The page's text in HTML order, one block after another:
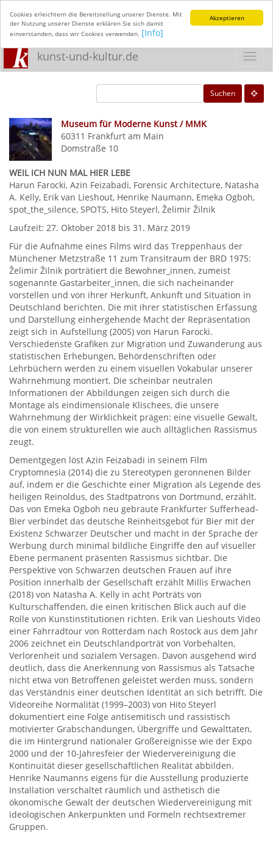
Akzeptieren
Cookies erleichtern die Bereitstellung unserer Dienste. Mit
der Nutzung unserer Dienste erklären Sie sich damit
einverstanden, dass wir Cookies verwenden. [Info]
kunst-und-kultur.de
Suchen
Museum für Moderne Kunst / MMK
60311 Frankfurt am Main
Domstraße 10
WEIL ICH NUN MAL HIER LEBE
Harun Farocki, Azin Feizabadi, Forensic Architecture, Natasha
A. Kelly, Erik van Lieshout, Henrike Naumann, Emeka Ogboh,
spot_the_silence, SPOTS, Hito Steyerl, Želimir Žilnik
Laufzeit: 27. Oktober 2018 bis 31. März 2019
Für die Aufnahme eines Films wird das Treppenhaus der
Münchener Metzstraße 11 zum Transitraum der BRD 1975:
Želimir Žilnik porträtiert die Bewohner_innen, zumeist
sogenannte Gastarbeiter_innen, die sich nacheinander
vorstellen und von ihrer Herkunft, Ankunft und Situation in
Deutschland berichten. Die mit ihrer statistischen Erfassung
und Darstellung einhergehende Macht der Repräsentation
zeigt sich in Aufstellung (2005) von Harun Farocki.
Verschiedenste Grafiken zur Migration und Zuwanderung aus
statistischen Erhebungen, Behördenschriften oder
Lehrbüchern werden zu einem visuellen Vokabular unserer
Wahrnehmung montiert. Die scheinbar neutralen
Informationen der Abbildungen zeigen sich durch die
Montage als eindimensionale Klischees, die unsere
Wahrnehmung der Wirklichkeit prägen: eine visuelle Gewalt,
die von einem strukturellen wie auch alltäglichen Rassismus
zeugt.
Dementgegen löst Azin Feizabadi in seinem Film
Cryptomnesia (2014) die zu Stereotypen geronnenen Bilder
auf, indem er die Geschichte einer Migration als Legende des
heiligen Reinoldus, des Stadtpatrons von Dortmund, erzählt.
Das von Emeka Ogboh neu gebraute Frankfurter Sufferhead-
Bier verbindet das deutsche Reinheitsgebot für Bier mit der
Existenz Schwarzer Deutscher und macht in der Sprache der
Werbung durch minimal bildliche Eingriffe den auf visueller
Ebene permanent präsenten Rassismus sichtbar. Die
Perspektive von Schwarzen deutschen Frauen auf ihre
Position innerhalb der Gesellschaft erzählt Millis Erwachen
(2018) von Natasha A. Kelly in acht Porträts von
Kulturschaffenden, die einen kritischen Blick auch auf die
Rolle von Kunstinstitutionen richten. Erik van Lieshouts Video
einer Fahrradtour von Rotterdam nach Rostock aus dem Jahr
2006 zeichnet ein Deutschlandporträt von Vorbehalten,
Verlorenheit und sozialem Versagen. Davon ausgehend wird
deutlich, dass die Anerkennung von Rassismus als Tatsache
nicht etwa von Betroffenen geleistet werden muss, sondern
das Verständnis einer deutschen Identität an sich betrifft. Die
Videoreihe Normalität (1999–2003) von Hito Steyerl
dokumentiert eine Folge antisemitisch und rassistisch
motivierter Grabschändungen, Übergriffe und Gewalttaten,
die im Hintergrund nationaler Großereignisse wie der Expo
2000 und der 10-Jahresfeier der Wiedervereinigung die
Kontinuität dieser gesellschaftlichen Realität abbilden.
Henrike Naumanns eigens für die Ausstellung produzierte
Installation verschaltet räumlich und ästhetisch die
ökonomische Gewalt der deutschen Wiedervereinigung mit
ideologischen Ankerpunkten und Formeln rechtsextremer
Gruppen.